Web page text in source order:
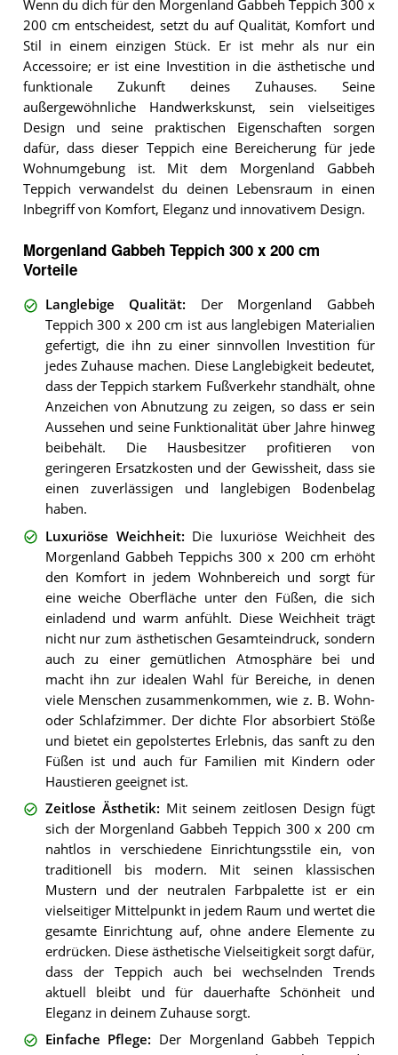
Wenn du dich für den Morgenland Gabbeh Teppich 300 x
200 cm entscheidest, setzt du auf Qualität, Komfort und
Stil in einem einzigen Stück. Er ist mehr als nur ein
Accessoire; er ist eine Investition in die ästhetische und
funktionale Zukunft deines Zuhauses. Seine
außergewöhnliche Handwerkskunst, sein vielseitiges
Design und seine praktischen Eigenschaften sorgen
dafür, dass dieser Teppich eine Bereicherung für jede
Wohnumgebung ist. Mit dem Morgenland Gabbeh
Teppich verwandelst du deinen Lebensraum in einen
Inbegriff von Komfort, Eleganz und innovativem Design.
Morgenland Gabbeh Teppich 300 x 200 cm
Vorteile
Langlebige Qualität: Der Morgenland Gabbeh
Teppich 300 x 200 cm ist aus langlebigen Materialien
gefertigt, die ihn zu einer sinnvollen Investition für
jedes Zuhause machen. Diese Langlebigkeit bedeutet,
dass der Teppich starkem Fußverkehr standhält, ohne
Anzeichen von Abnutzung zu zeigen, so dass er sein
Aussehen und seine Funktionalität über Jahre hinweg
beibehält. Die Hausbesitzer profitieren von
geringeren Ersatzkosten und der Gewissheit, dass sie
einen zuverlässigen und langlebigen Bodenbelag
haben.
Luxuriöse Weichheit: Die luxuriöse Weichheit des
Morgenland Gabbeh Teppichs 300 x 200 cm erhöht
den Komfort in jedem Wohnbereich und sorgt für
eine weiche Oberfläche unter den Füßen, die sich
einladend und warm anfühlt. Diese Weichheit trägt
nicht nur zum ästhetischen Gesamteindruck, sondern
auch zu einer gemütlichen Atmosphäre bei und
macht ihn zur idealen Wahl für Bereiche, in denen
viele Menschen zusammenkommen, wie z. B. Wohn-
oder Schlafzimmer. Der dichte Flor absorbiert Stöße
und bietet ein gepolstertes Erlebnis, das sanft zu den
Füßen ist und auch für Familien mit Kindern oder
Haustieren geeignet ist.
Zeitlose Ästhetik: Mit seinem zeitlosen Design fügt
sich der Morgenland Gabbeh Teppich 300 x 200 cm
nahtlos in verschiedene Einrichtungsstile ein, von
traditionell bis modern. Mit seinen klassischen
Mustern und der neutralen Farbpalette ist er ein
vielseitiger Mittelpunkt in jedem Raum und wertet die
gesamte Einrichtung auf, ohne andere Elemente zu
erdrücken. Diese ästhetische Vielseitigkeit sorgt dafür,
dass der Teppich auch bei wechselnden Trends
aktuell bleibt und für dauerhafte Schönheit und
Eleganz in deinem Zuhause sorgt.
Einfache Pflege: Der Morgenland Gabbeh Teppich